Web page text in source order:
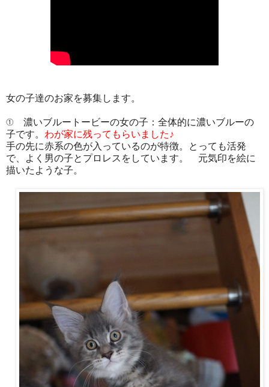
女の子達のお家を募集します。
① 濃いブルートービーの女の子：全体的に濃いブルーの
子です。 わが家に残ってもらいました♪
手の先に赤系の色が入っているのが特徴。とっても活発
で、よく男の子とプロレスをしています。 元気印を絵に
描いたような子。